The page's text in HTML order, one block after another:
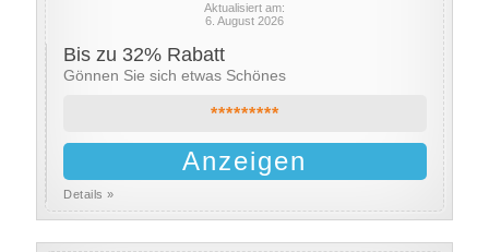
Aktualisiert am:
6. August 2026
Bis zu 32% Rabatt
Gönnen Sie sich etwas Schönes
*********
Anzeigen
Details »